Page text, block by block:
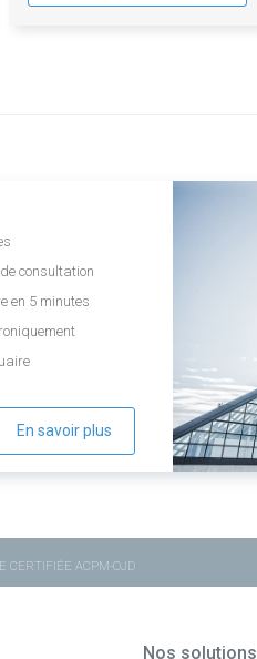
consultation
en 5 minutes
En savoir plus
CERTIFIÉE ACPM-OJD
Nos solutions